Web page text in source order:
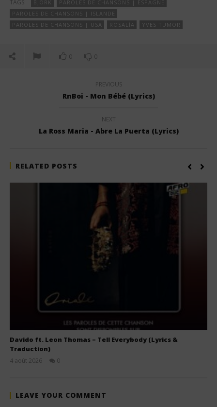
TAGS: BJÖRK
PAROLES DE CHANSONS | ESPAGNE
PAROLES DE CHANSONS | ISLANDE
PAROLES DE CHANSONS | USA
ROSALÍA YVES TUMOR
0 0
PREVIOUS
RnBoi - Mon Bébé (Lyrics)
NEXT
La Ross Maria - Abre La Puerta (Lyrics)
RELATED POSTS
Davido ft. Leon Thomas – Tell Everybody (Lyrics &
Traduction)
4 août 2026
0
LEAVE YOUR COMMENT